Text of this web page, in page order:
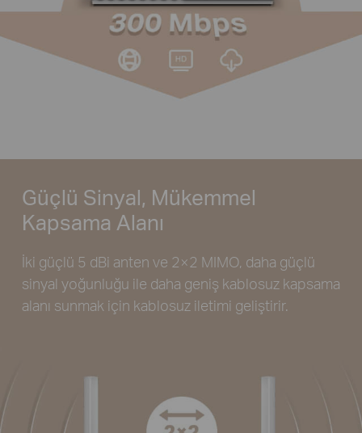
Güçlü Sinyal, Mükemmel
Kapsama Alanı
İki güçlü 5 dBi anten ve 2×2 MIMO, daha güçlü
sinyal yoğunluğu ile daha geniş kablosuz kapsama
alanı sunmak için kablosuz iletimi geliştirir.